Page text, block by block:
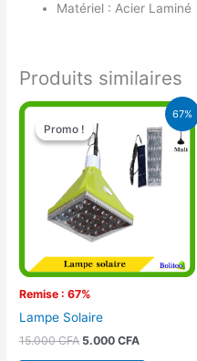
Matériel : Acier Laminé
Produits similaires
67%
Promo !
Remise : 67%
Promo !
Lampe Solaire
15.000CFA
Le
prix
initial
était :
15.000 CFA.
5.000CFA
Le
actuel
est :
5.000 CFA.